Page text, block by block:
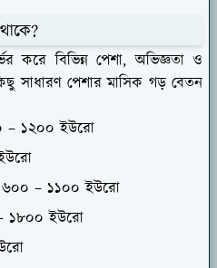
করে বিভিন্ন পেশা, অভিজ্ঞতা ও
সাধারণ পেশার মাসিক গড় বেতন
– ১২০০ ইউরো
৬০০ – ১১০০ ইউরো
– ১৮০০ ইউরো